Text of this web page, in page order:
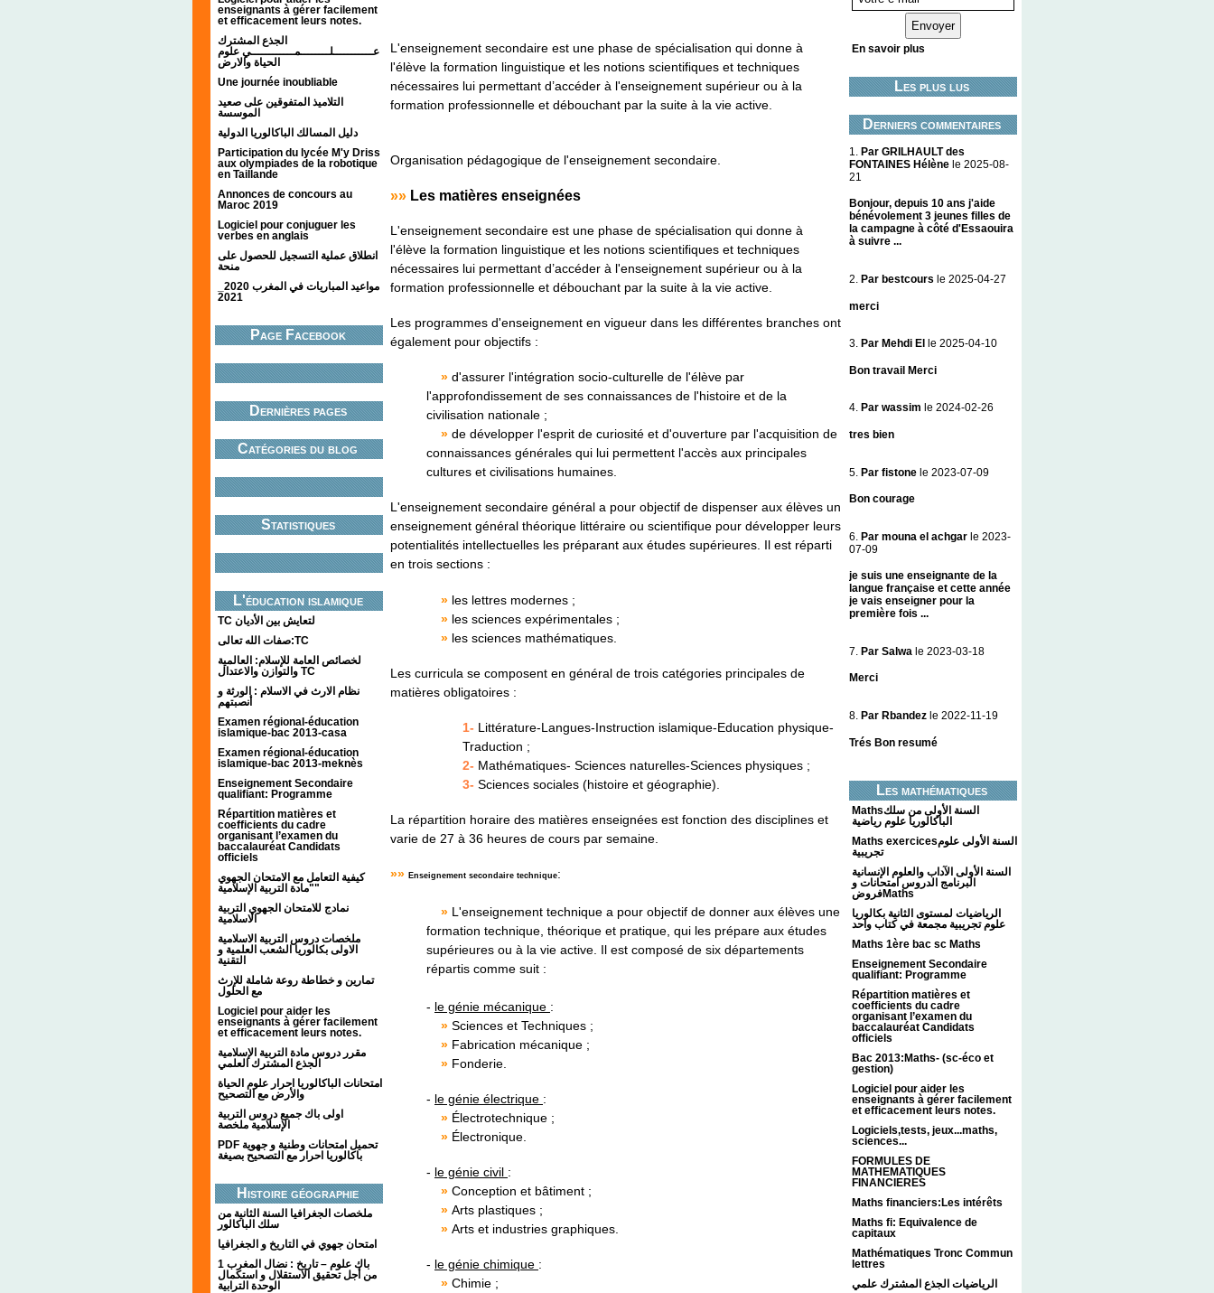
enseignants à gérer facilement
et efficacement leurs notes.
الجذع المشترك
عـــــــــــلــــــــمــــــــــــي علوم
الحياة والارض
Une journée inoubliable
التلاميذ المتفوقين على صعيد
الموسسة
دليل المسالك الباكالوريا الدولية
Participation du lycée M'y Driss
aux olympiades de la robotique
en Taillande
Annonces de concours au
Maroc 2019
Logiciel pour conjuguer les
verbes en anglais
انطلاق عملية التسجيل للحصول على
منحة
2021
Page Facebook
Dernières pages
Catégories du blog
Statistiques
L'éducation islamique
TC لتعايش بين الأديان
صفات الله تعالى:TC
لخصائص العامة للإسلام: العالمية
والتوازن والاعتدال TC
نظام الارث في الاسلام : الورثة و
أنصبتهم
Examen régional-éducation
islamique-bac 2013-casa
Examen régional-éducation
islamique-bac 2013-meknès
Enseignement Secondaire
qualifiant: Programme
Répartition matières et
coefficients du cadre
organisant l’examen du
baccalauréat Candidats
officiels
كيفية التعامل مع الامتحان الجهوي
"مادة التربية الإسلامية"
نمادج للامتحان الجهوي التربية
الاسلامية
ملخصات دروس التربية الاسلامية
الاولى بكالوريا الشعب العلمية و
التقنية
تمارين و خطاطة روعة شاملة للإرث
مع الحلول
Logiciel pour aider les
enseignants à gérer facilement
et efficacement leurs notes.
مقرر دروس مادة التربية الإسلامية
الجذع المشترك العلمي
امتحانات الباكالوريا احرار علوم الحياة
والأرض مع التصحيح
اولى باك جميع دروس التربية
الإسلامية ملخصة
PDF تحميل امتحانات وطنية و جهوية
باكالوريا احرار مع التصحيح بصيغة
Histoire géographie
ملخصات الجغرافيا السنة الثانية من
سلك الباكالور
امتحان جهوي في التاريخ و الجغرافيا
1 باك علوم – تاريخ : نضال المغرب
من أجل تحقيق الاستقلال و استكمال
الوحدة الترابية
En savoir plus
Les plus lus
Derniers commentaires
1.
Par GRILHAULT des
FONTAINES Hélène le 2025-08-
21
Bonjour, depuis 10 ans j'aide
bénévolement 3 jeunes filles de
la campagne à côté d'Essaouira
à suivre ...
2. Par bestcours le 2025-04-27
merci
3. Par Mehdi El le 2025-04-10
Bon travail Merci
4. Par wassim le 2024-02-26
tres bien
5. Par fistone le 2023-07-09
Bon courage
6. Par mouna el achgar le 2023-
07-09
je suis une enseignante de la
langue française et cette année
je vais enseigner pour la
première fois ...
7. Par Salwa le 2023-03-18
Merci
8. Par Rbandez le 2022-11-19
Trés Bon resumé
Les mathématiques
Mathsالسنة الأولى من سلك
الباكالوريا علوم رياضية
Maths exercicesالسنة الأولى علوم
تجريبية
السنة الأولى الآداب والعلوم الإنسانية
البرنامج الدروس امتحانات و
فروضMaths
الرياضيات لمستوى الثانية بكالوريا
علوم تجريبية مجمعة في كتاب واحد
Maths 1ère bac sc Maths
Enseignement Secondaire
qualifiant: Programme
Répartition matières et
coefficients du cadre
organisant l’examen du
baccalauréat Candidats
officiels
Bac 2013:Maths- (sc-éco et
gestion)
Logiciel pour aider les
enseignants à gérer facilement
et efficacement leurs notes.
Logiciels,tests, jeux...maths,
sciences...
FORMULES DE
MATHEMATIQUES
FINANCIERES
Maths financiers:Les intérêts
Maths fi: Equivalence de
capitaux
Mathématiques Tronc Commun
lettres
الرياضيات الجذع المشترك علمي
L'enseignement secondaire est une phase de spécialisation qui donne à
l'élève la formation linguistique et les notions scientifiques et techniques
nécessaires lui permettant d’accéder à l'enseignement supérieur ou à la
formation professionnelle et débouchant par la suite à la vie active.
Organisation pédagogique de l'enseignement secondaire.
»» Les matières enseignées
L'enseignement secondaire est une phase de spécialisation qui donne à
l'élève la formation linguistique et les notions scientifiques et techniques
nécessaires lui permettant d’accéder à l'enseignement supérieur ou à la
formation professionnelle et débouchant par la suite à la vie active.
Les programmes d'enseignement en vigueur dans les différentes branches ont
également pour objectifs :
» d'assurer l'intégration socio-culturelle de l'élève par
l'approfondissement de ses connaissances de l'histoire et de la
civilisation nationale ;
» de développer l'esprit de curiosité et d'ouverture par l'acquisition de
connaissances générales qui lui permettent l'accès aux principales
cultures et civilisations humaines.
L'enseignement secondaire général a pour objectif de dispenser aux élèves un
enseignement général théorique littéraire ou scientifique pour développer leurs
potentialités intellectuelles les préparant aux études supérieures. Il est réparti
en trois sections :
» les lettres modernes ;
» les sciences expérimentales ;
» les sciences mathématiques.
Les curricula se composent en général de trois catégories principales de
matières obligatoires :
1- Littérature-Langues-Instruction islamique-Education physique-
Traduction ;
2- Mathématiques- Sciences naturelles-Sciences physiques ;
3- Sciences sociales (histoire et géographie).
La répartition horaire des matières enseignées est fonction des disciplines et
varie de 27 à 36 heures de cours par semaine.
»» Enseignement secondaire technique:
» L'enseignement technique a pour objectif de donner aux élèves une
formation technique, théorique et pratique, qui les prépare aux études
supérieures ou à la vie active. Il est composé de six départements
répartis comme suit :
- le génie mécanique :
» Sciences et Techniques ;
» Fabrication mécanique ;
» Fonderie.
- le génie électrique :
» Électrotechnique ;
» Électronique.
- le génie civil :
» Conception et bâtiment ;
» Arts plastiques ;
» Arts et industries graphiques.
- le génie chimique :
» Chimie ;